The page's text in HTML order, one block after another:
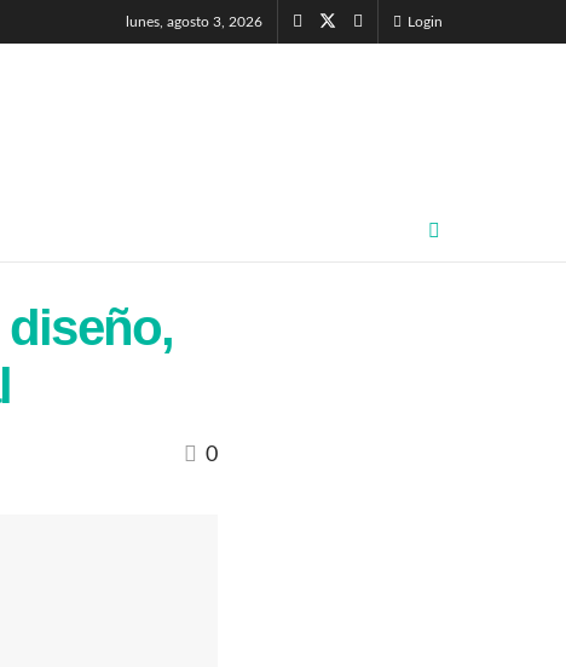
lunes, agosto 3, 2026 Login
0